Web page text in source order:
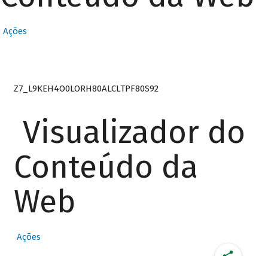
Ações
Z7_L9KEH4O0LORH80ALCLTPF80S92
Visualizador do
Conteúdo da
Web
Ações